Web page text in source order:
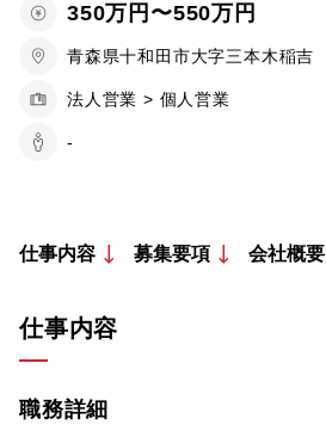
350万円〜550万円
青森県十和田市大字三本木稲吉
法人営業 > 個人営業
-
仕事内容 募集要項 会社概要
仕事内容
職務詳細